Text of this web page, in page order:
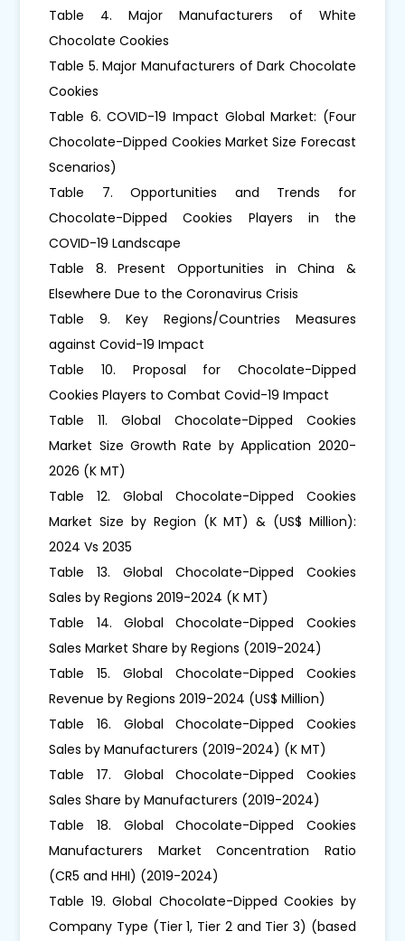
Table 4. Major Manufacturers of White
Chocolate Cookies
Table 5. Major Manufacturers of Dark Chocolate
Cookies
Table 6. COVID-19 Impact Global Market: (Four
Chocolate-Dipped Cookies Market Size Forecast
Scenarios)
Table 7. Opportunities and Trends for
Chocolate-Dipped Cookies Players in the
COVID-19 Landscape
Table 8. Present Opportunities in China &
Elsewhere Due to the Coronavirus Crisis
Table 9. Key Regions/Countries Measures
against Covid-19 Impact
Table 10. Proposal for Chocolate-Dipped
Cookies Players to Combat Covid-19 Impact
Table 11. Global Chocolate-Dipped Cookies
Market Size Growth Rate by Application 2020-
2026 (K MT)
Table 12. Global Chocolate-Dipped Cookies
Market Size by Region (K MT) & (US$ Million):
2024 Vs 2035
Table 13. Global Chocolate-Dipped Cookies
Sales by Regions 2019-2024 (K MT)
Table 14. Global Chocolate-Dipped Cookies
Sales Market Share by Regions (2019-2024)
Table 15. Global Chocolate-Dipped Cookies
Revenue by Regions 2019-2024 (US$ Million)
Table 16. Global Chocolate-Dipped Cookies
Sales by Manufacturers (2019-2024) (K MT)
Table 17. Global Chocolate-Dipped Cookies
Sales Share by Manufacturers (2019-2024)
Table 18. Global Chocolate-Dipped Cookies
Manufacturers Market Concentration Ratio
(CR5 and HHI) (2019-2024)
Table 19. Global Chocolate-Dipped Cookies by
Company Type (Tier 1, Tier 2 and Tier 3) (based